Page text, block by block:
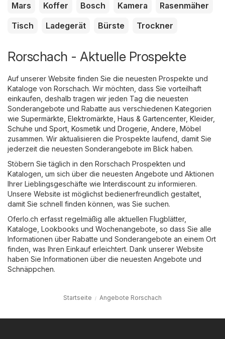
Mars Koffer Bosch Kamera
Rasenmäher
Tisch
Ladegerät Bürste Trockner
Rorschach - Aktuelle Prospekte
Auf unserer Website finden Sie die neuesten Prospekte und
Kataloge von Rorschach. Wir möchten, dass Sie vorteilhaft
einkaufen, deshalb tragen wir jeden Tag die neuesten
Sonderangebote und Rabatte aus verschiedenen Kategorien
wie Supermärkte Elektromärkte Haus & Gartencenter, Kleider,
Schuhe und Sport Kosmetik und Drogerie Andere Möbel
zusammen. Wir aktualisieren die Prospekte laufend, damit Sie
jederzeit die neuesten Sonderangebote im Blick haben.
Stöbern Sie täglich in den Rorschach Prospekten und
Katalogen, um sich über die neuesten Angebote und Aktionen
Ihrer Lieblingsgeschäfte wie Interdiscount zu informieren.
Unsere Website ist möglichst bedienerfreundlich gestaltet,
damit Sie schnell finden können, was Sie suchen.
Oferlo.ch erfasst regelmäßig alle aktuellen Flugblätter,
Kataloge, Lookbooks und Wochenangebote, so dass Sie alle
Informationen über Rabatte und Sonderangebote an einem Ort
finden, was Ihren Einkauf erleichtert. Dank unserer Website
haben Sie Informationen über die neuesten Angebote und
Schnäppchen.
Startseite Angebote Rorschach